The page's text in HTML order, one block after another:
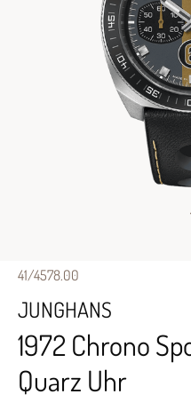
41/4578.00
JUNGHANS
1972 Chrono
Quarz Uhr